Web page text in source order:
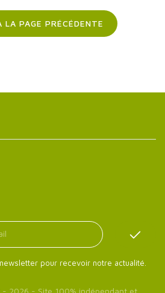
LA PAGE PRÉCÉDENTE
pour recevoir notre actualité.
- 2026 - Site 100% indépendant et